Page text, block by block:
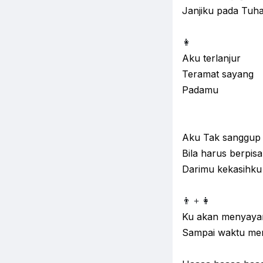
Janjiku pada
👩
Aku terlanjur
Teramat sayang
Padamu
Aku Tak sanggup
Bila harus
Darimu kekasihku
👨 + 👩
Ku akan
Sampai waktu